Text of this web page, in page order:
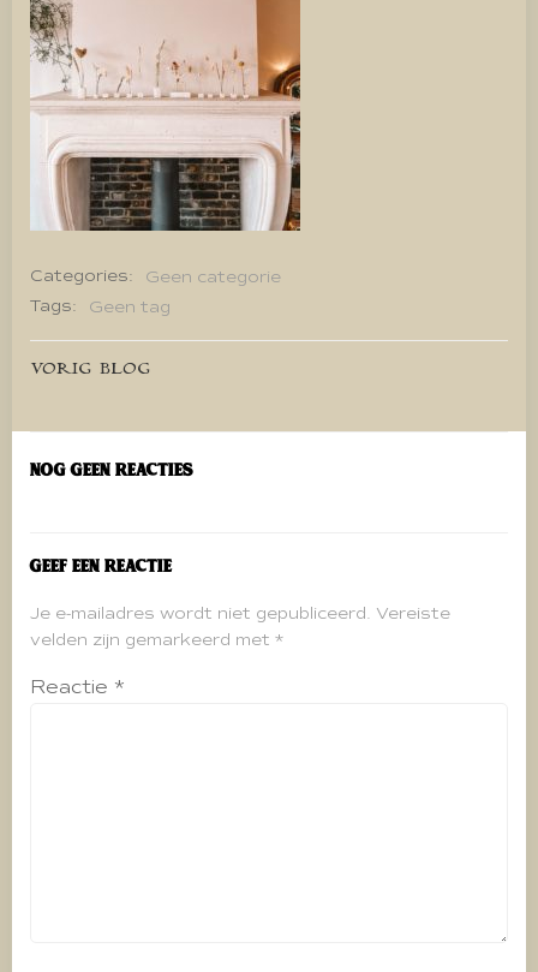
Categories:
Geen categorie
Tags:
Geen tag
Bericht
navigatie
VORIG BLOG
Nog geen reacties
Geef een reactie
Je e-mailadres wordt niet gepubliceerd. Vereiste
velden zijn gemarkeerd met *
Reactie *